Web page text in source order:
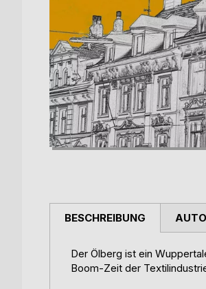
BESCHREIBUNG
Der Ölberg ist ein
Boom-Zeit der